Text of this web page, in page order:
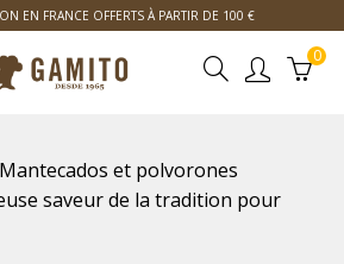
EN FRANCE OFFERTS À PARTIR DE 100 €
0
Mantecados et polvorones
saveur de la tradition pour